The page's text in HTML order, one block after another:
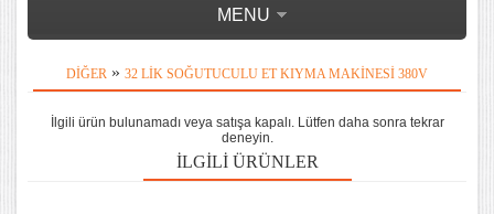
MENU
DIĞER » 32 LIK SOĞUTUCULU ET KIYMA MAKINESI 380V
İlgili ürün bulunamadı veya satışa kapalı. Lütfen daha sonra tekrar
deneyin.
İLGILI ÜRÜNLER